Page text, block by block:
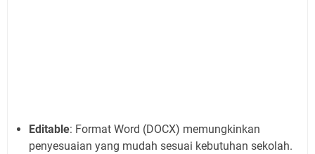
Editable: Format Word (DOCX) memungkinkan
penyesuaian yang mudah sesuai kebutuhan sekolah.